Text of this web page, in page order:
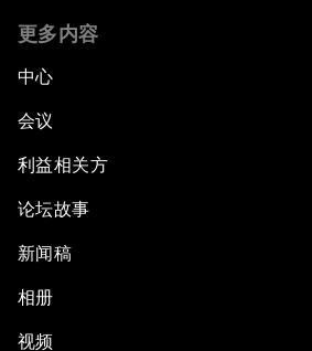
更多内容
中心
会议
利益相关方
论坛故事
新闻稿
相册
视频